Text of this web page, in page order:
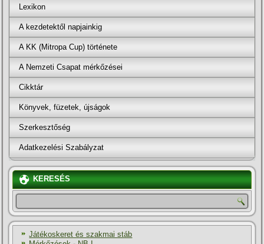
Lexikon
A kezdetektől napjainkig
A KK (Mitropa Cup) története
A Nemzeti Csapat mérkőzései
Cikktár
Könyvek, füzetek, újságok
Szerkesztőség
Adatkezelési Szabályzat
KERESÉS
Játékoskeret és szakmai stáb